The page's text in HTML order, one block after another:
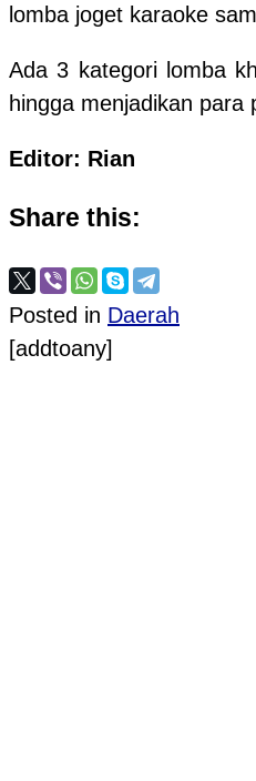
lomba joget karaoke
Ada 3 kategori lomba
hingga menjadikan
Editor: Rian
Share this:
Posted in Daerah
[addtoany]